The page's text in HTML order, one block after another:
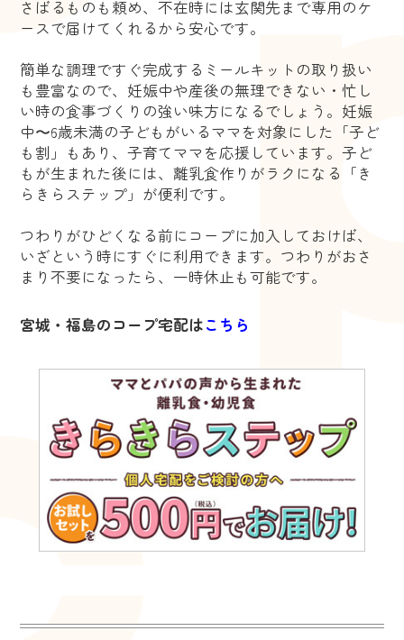
さばるものも頼め、不在時には玄関先まで専用のケ
ースで届けてくれるから安心です。
簡単な調理ですぐ完成するミールキットの取り扱い
も豊富なので、妊娠中や産後の無理できない・忙し
い時の食事づくりの強い味方になるでしょう。妊娠
中〜6歳未満の子どもがいるママを対象にした「子ど
も割」もあり、子育てママを応援しています。子ど
もが生まれた後には、離乳食作りがラクになる「き
らきらステップ」が便利です。
つわりがひどくなる前にコープに加入しておけば、
いざという時にすぐに利用できます。つわりがおさ
まり不要になったら、一時休止も可能です。
宮城・福島のコープ宅配はこちら